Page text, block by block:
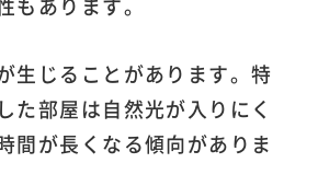
生じることがあります。特
た部屋は自然光が入りにく
間が長くなる傾向がありま